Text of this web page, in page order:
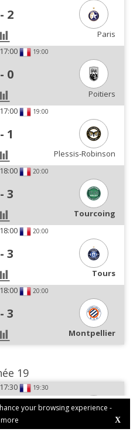
your browsing experience -
X
- 2
Paris
19:00
- 0
Poitiers
19:00
- 1
Plessis-Robinson
20:00
- 3
Tourcoing
20:00
- 3
Tours
20:00
- 3
Montpellier
19
19:30
-0
Cannes